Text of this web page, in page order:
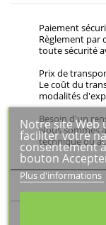
Paiement
Règlement par
toute sécurité
Prix de
Le coût du
modalités
Besoin d'un
Nous sommes
technique ou
Notre site Web
faciliter votre
consentement
bouton
Plus d'informations